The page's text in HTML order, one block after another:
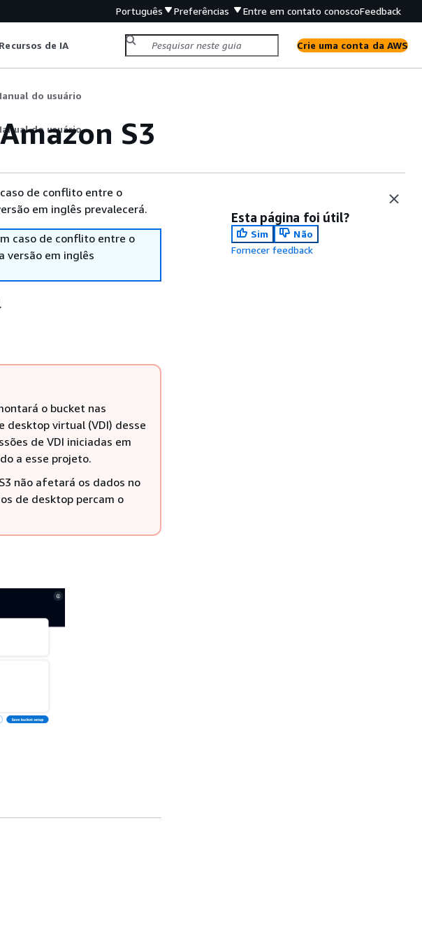
Português Preferências Entre em contato conoscoFeedback
Recursos de IA Crie uma conta da AWS
do usuário
do usuário S3
de conflito entre o
em inglês prevalecerá.
caso de conflito entre o
versão em inglês
o bucket nas
virtual (VDI) desse
de VDI iniciadas em
a esse projeto.
não afetará os dados no
de desktop percam o
Esta página foi útil?
Sim
Não
Fornecer feedback